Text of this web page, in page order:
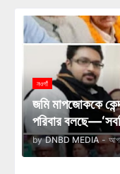
নওগাঁ
জমি মাপজোককে
পরিবার
by DNBD MEDIA -